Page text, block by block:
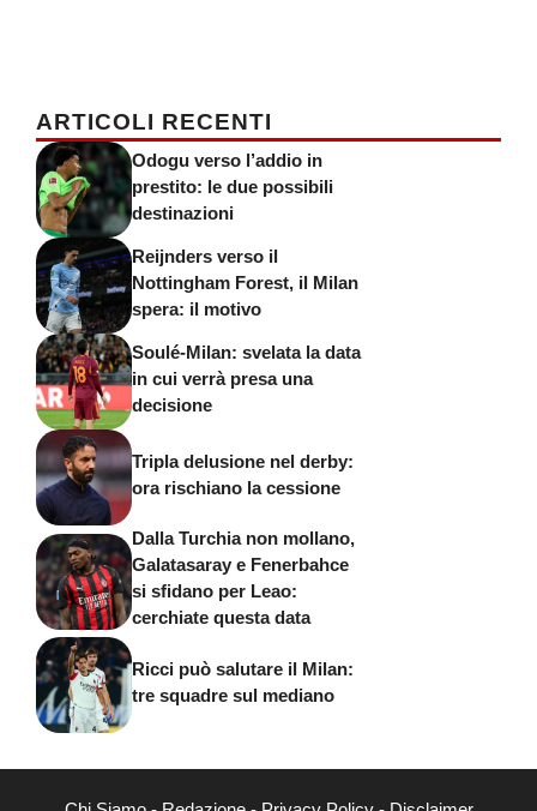
ARTICOLI RECENTI
Odogu verso l’addio in
prestito: le due possibili
destinazioni
Reijnders verso il
Nottingham Forest, il Milan
spera: il motivo
Soulé-Milan: svelata la data
in cui verrà presa una
decisione
Tripla delusione nel derby:
ora rischiano la cessione
Dalla Turchia non mollano,
Galatasaray e Fenerbahce
si sfidano per Leao:
cerchiate questa data
Ricci può salutare il Milan:
tre squadre sul mediano